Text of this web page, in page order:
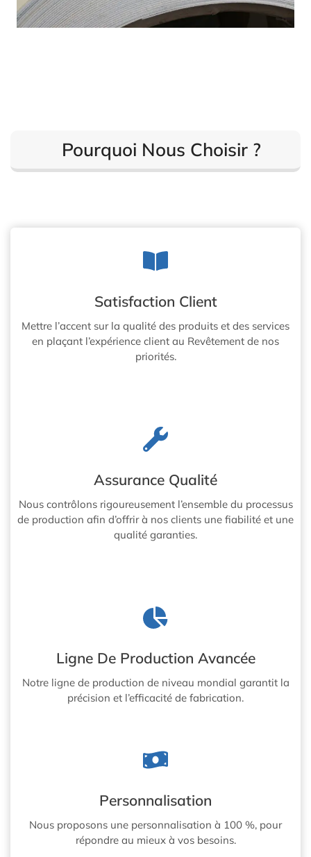
Pourquoi Nous Choisir ?
Satisfaction Client
Mettre l’accent sur la qualité des produits et des services
en plaçant l’expérience client au Revêtement de nos
priorités.
Assurance Qualité
Nous contrôlons rigoureusement l’ensemble du processus
de production afin d’offrir à nos clients une fiabilité et une
qualité garanties.
Ligne De Production Avancée
Notre ligne de production de niveau mondial garantit la
précision et l’efficacité de fabrication.
Personnalisation
Nous proposons une personnalisation à 100 %, pour
répondre au mieux à vos besoins.